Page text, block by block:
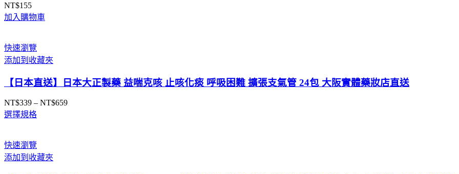
NT$155
加入購物車
快速瀏覽
添加到收藏夾
【日本直送】日本大正製藥 益喘克咳 止咳化痰 呼吸困難 擴張支氣管 24包 大阪實體藥妝店直送
NT$339 – NT$659價
選擇規格
快速瀏覽
添加到收藏夾